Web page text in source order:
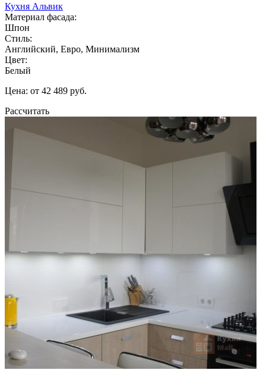
Кухня Альвик
Материал фасада:
Шпон
Стиль:
Английский, Евро, Минимализм
Цвет:
Белый
Цена: от 42 489 руб.
Рассчитать